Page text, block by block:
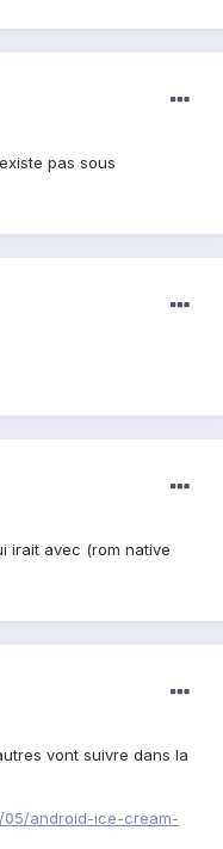
pas sous
irait avec (rom native
vont suivre dans la
05/android-ice-cream-